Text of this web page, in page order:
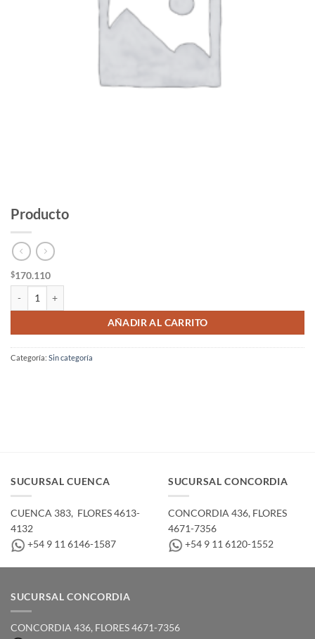
Producto
$170.110
AÑADIR AL CARRITO
Categoría: Sin categoría
SUCURSAL CUENCA
CUENCA 383, ­ FLORES 4613-
4132
+54 9 11 6146-1587
SUCURSAL CONCORDIA
CONCORDIA 436,­ FLORES
4671-7356
+54 9 11 6120-1552
SUCURSAL CONCORDIA
CONCORDIA 436,­ FLORES 4671-7356